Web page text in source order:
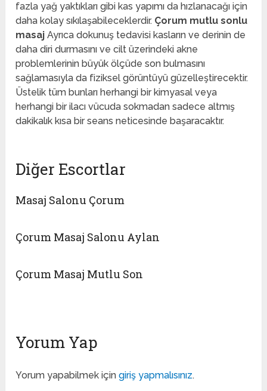
fazla yağ yaktıkları gibi kas yapımı da hızlanacağı için
daha kolay sıkılaşabileceklerdir. Çorum mutlu sonlu
masajAyrıca dokunuş tedavisi kasların ve derinin de
daha diri durmasını ve cilt üzerindeki akne
problemlerinin büyük ölçüde son bulmasını
sağlamasıyla da fiziksel görüntüyü güzelleştirecektir.
Üstelik tüm bunları herhangi bir kimyasal veya
herhangi bir ilacı vücuda sokmadan sadece altmış
dakikalık kısa bir seans neticesinde başaracaktır.
Diğer Escortlar
Masaj Salonu Çorum
Çorum Masaj Salonu Aylan
Çorum Masaj Mutlu Son
Yorum Yap
Yorum yapabilmek içingiriş yapmalısınız.